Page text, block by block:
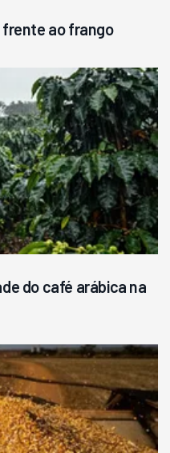
frente ao frango
do café arábica na